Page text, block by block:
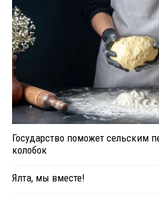
Государство поможет сельским
колобок
Ялта, мы вместе!